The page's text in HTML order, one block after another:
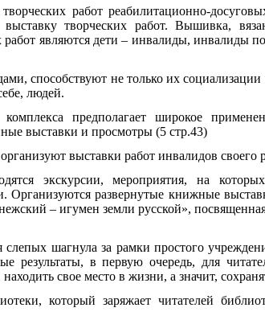
работ реабилитационно-
творческих работ. Вышивка,
являются дети – инвалиды, инвалиды
способствуют не только их
людей.
предполагает широкое
выставки и просмотры (5 стр.43)
выставки работ инвалидов своего
экскурсии, мероприятия, на
развернутые книжные
– игумен земли русской»,
шагнула за рамки простого
результаты, в первую очередь, для
свое место в жизни, а значит,
который заряжает читателей